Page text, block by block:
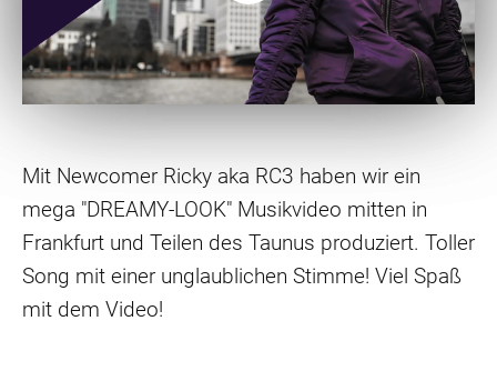
Mit Newcomer Ricky aka RC3 haben wir ein
mega "DREAMY-LOOK" Musikvideo mitten in
Frankfurt und Teilen des Taunus produziert. Toller
Song mit einer unglaublichen Stimme! Viel Spaß
mit dem Video!